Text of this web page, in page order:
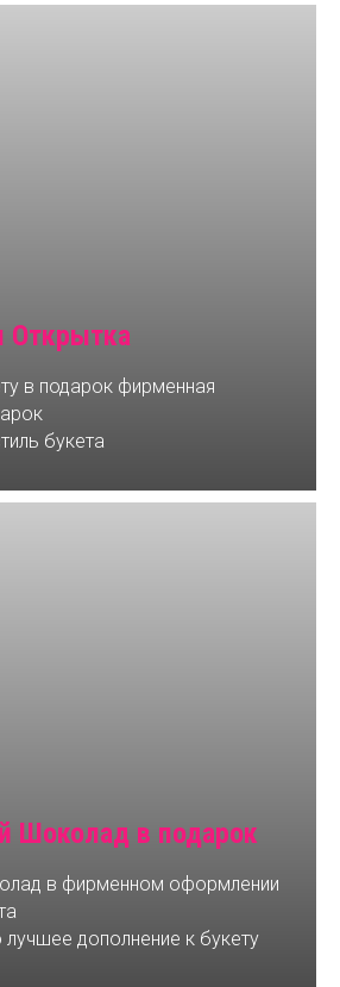
Открытка
в подарок фирменная
букета
Шоколад в подарок
в фирменном оформлении
дополнение к букету